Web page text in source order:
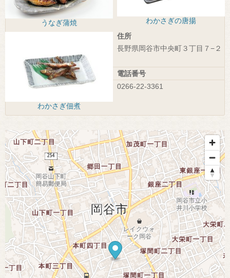
うなぎ蒲焼 わかさぎの唐揚
わかさぎ佃煮
住所
長野県岡谷市中央町３丁目７−２
電話番号
0266-22-3361